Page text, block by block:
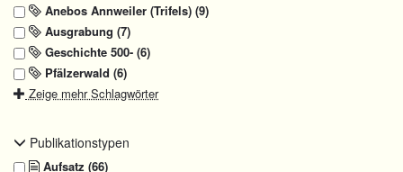
Anebos Annweiler (Trifels) (9)
Ausgrabung (7)
Geschichte 500- (6)
Pfälzerwald (6)
Zeige mehr Schlagwörter
Publikationstypen
Aufsatz (66)